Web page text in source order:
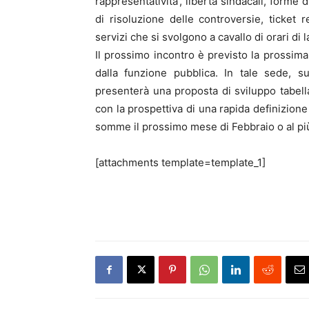
di risoluzione delle controversie, ticket
servizi che si svolgono a cavallo di orari di
Il prossimo incontro è previsto la
dalla funzione pubblica. In tale sede,
presenterà una proposta di sviluppo
con la prospettiva di una rapida
somme il prossimo mese di Febbraio o al
[attachments template=template_1]